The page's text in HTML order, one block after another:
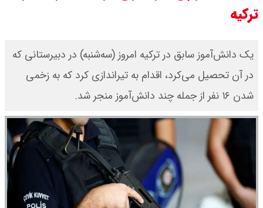
آغاز شد / خرید کوییک با پیش
پرداخت ۵۰۰ میلیون تومان + لینک
۱۴۰۵ / شاخص افزایشی شد + تحلیل
قیمت سکه امامی امروز شنبه ۱۷ مرداد
۱۴۰۵ اعلام شد/ صعود قیمت سکه
ترکیه
یک دانش‌آموز سابق در ترکیه امروز (سه‌شنبه) در دبیرستانی که
در آن تحصیل می‌کرد، اقدام به تیراندازی کرد که به زخمی
شدن ۱۶ نفر از جمله چند دانش‌آموز منجر شد.